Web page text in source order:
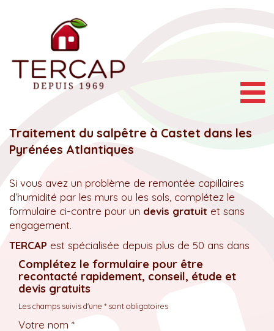
Traitement du salpêtre à Castet dans les
Pyrénées Atlantiques
Si vous avez un problème de remontée capillaires
d’humidité par les murs ou les sols, complétez le
formulaire ci-contre pour un devis gratuit et sans
engagement.
TERCAP est spécialisée depuis plus de 50 ans dans
Complétez le formulaire pour être
recontacté rapidement, conseil, étude et
devis gratuits
Les champs suivis d'une * sont obligatoires
Votre nom *